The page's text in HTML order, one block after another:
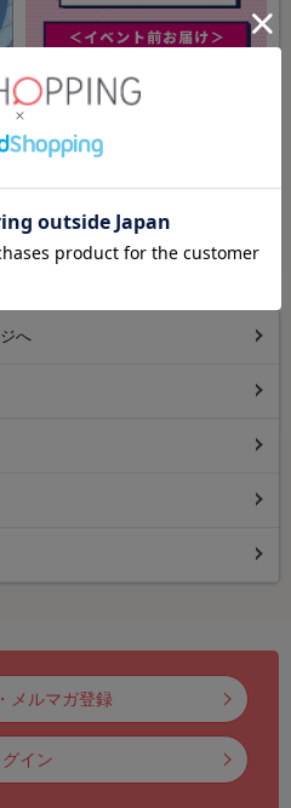
ラヴィット！ロック2026
ル一覧ページへ
へ
メルマガ登録
グイン